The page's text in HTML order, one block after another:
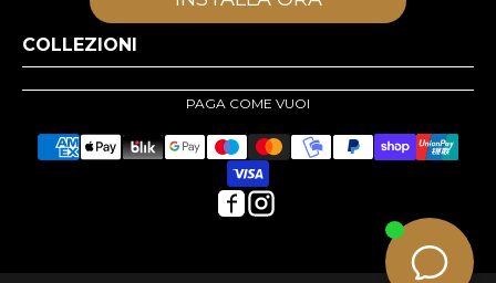
COLLEZIONI
PAGA COME VUOI